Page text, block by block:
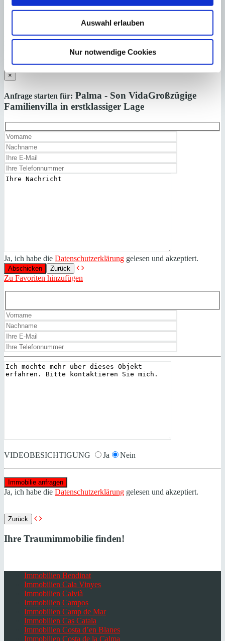
Auswahl erlauben
Nur notwendige Cookies
Nebenkosten wie Steuern, Notar-, Grundbuch- und Gestoriakosten.
Laden Sie sich hier den Immobilien-Katalog “HOMEPAGES” von
Minkner & Bonitz herunter.
Auf 124 Seiten finden Sie die aktuellen Immobilien-Angebote.
×
Anfrage starten für: Palma - Son VidaGroßzügige
Familienvilla in erstklassiger Lage
Ja, ich habe die Datenschutzerklärung gelesen und akzeptiert.
Zurück
Zu Favoriten hinzufügen
VIDEOBESICHTIGUNG Ja Nein
Ja, ich habe die Datenschutzerklärung gelesen und akzeptiert.
Zurück
Ihre Traumimmobilie finden!
Immobilien Bendinat
Immobilien Cala Vinyes
Immobilien Calvià
Immobilien Campos
Immobilien Camp de Mar
Immobilien Cas Catala
Immobilien Costa d’en Blanes
Immobilien Costa de la Calma